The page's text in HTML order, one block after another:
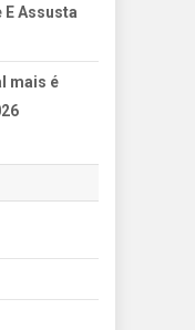
E Assusta
mais é